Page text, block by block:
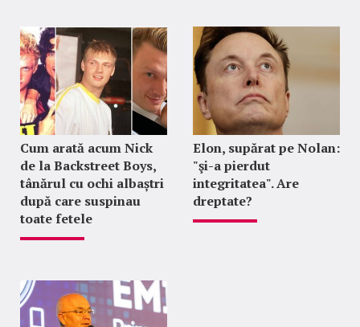
Cum arată acum Nick
de la Backstreet Boys,
tânărul cu ochi albaștri
după care suspinau
toate fetele
Elon, supărat pe Nolan:
"şi-a pierdut
integritatea". Are
dreptate?